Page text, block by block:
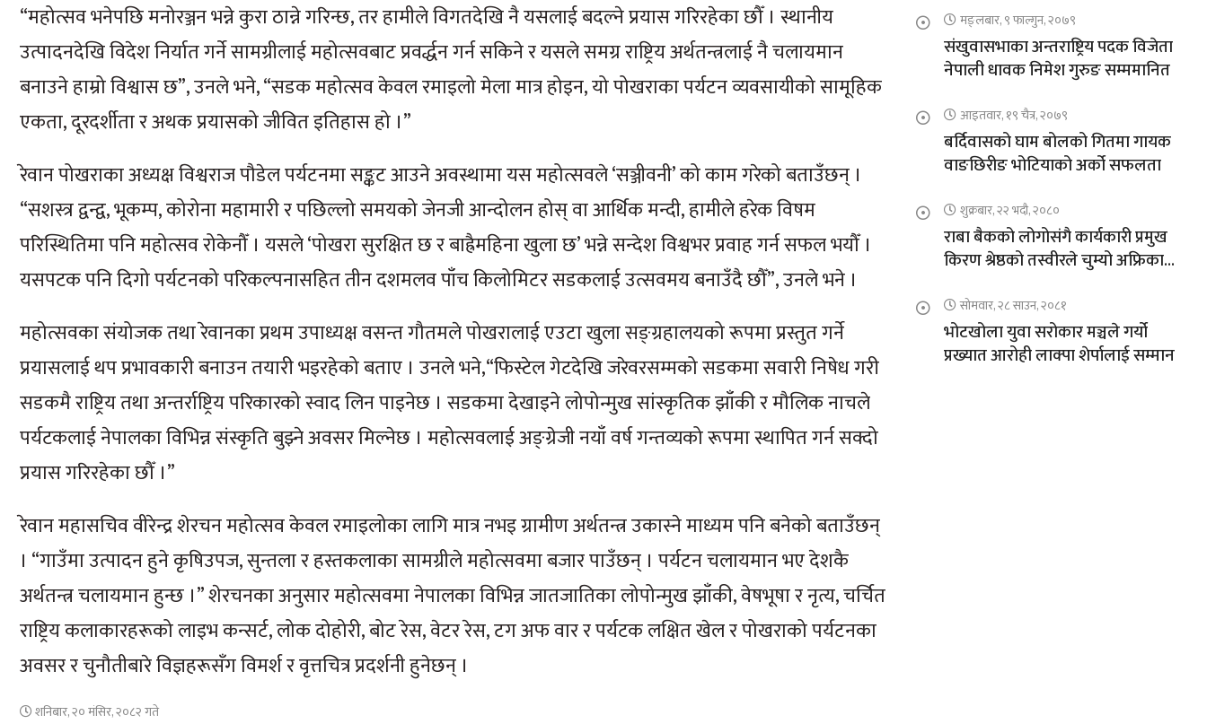
“महोत्सव भनेपछि मनोरञ्जन भन्ने कुरा ठान्ने गरिन्छ, तर हामीले विगतदेखि नै यसलाई बदल्ने प्रयास गरिरहेका छौँ । स्थानीय
उत्पादनदेखि विदेश निर्यात गर्ने सामग्रीलाई महोत्सवबाट प्रवर्द्धन गर्न सकिने र यसले समग्र राष्ट्रिय अर्थतन्त्रलाई नै चलायमान
बनाउने हाम्रो विश्वास छ”, उनले भने, “सडक महोत्सव केवल रमाइलो मेला मात्र होइन, यो पोखराका पर्यटन व्यवसायीको सामूहिक
एकता, दूरदर्शीता र अथक प्रयासको जीवित इतिहास हो ।”
रेवान पोखराका अध्यक्ष विश्वराज पौडेल पर्यटनमा सङ्कट आउने अवस्थामा यस महोत्सवले ‘सञ्जीवनी’ को काम गरेको बताउँछन् ।
“सशस्त्र द्वन्द्व, भूकम्प, कोरोना महामारी र पछिल्लो समयको जेनजी आन्दोलन होस् वा आर्थिक मन्दी, हामीले हरेक विषम
परिस्थितिमा पनि महोत्सव रोकेनौँ । यसले ‘पोखरा सुरक्षित छ र बाह्रैमहिना खुला छ’ भन्ने सन्देश विश्वभर प्रवाह गर्न सफल भयौँ ।
यसपटक पनि दिगो पर्यटनको परिकल्पनासहित तीन दशमलव पाँच किलोमिटर सडकलाई उत्सवमय बनाउँदै छौँ”, उनले भने ।
महोत्सवका संयोजक तथा रेवानका प्रथम उपाध्यक्ष वसन्त गौतमले पोखरालाई एउटा खुला सङ्ग्रहालयको रूपमा प्रस्तुत गर्ने
प्रयासलाई थप प्रभावकारी बनाउन तयारी भइरहेको बताए । उनले भने,“फिस्टेल गेटदेखि जरेवरसम्मको सडकमा सवारी निषेध गरी
सडकमै राष्ट्रिय तथा अन्तर्राष्ट्रिय परिकारको स्वाद लिन पाइनेछ । सडकमा देखाइने लोपोन्मुख सांस्कृतिक झाँकी र मौलिक नाचले
पर्यटकलाई नेपालका विभिन्न संस्कृति बुझ्ने अवसर मिल्नेछ । महोत्सवलाई अङ्ग्रेजी नयाँ वर्ष गन्तव्यको रूपमा स्थापित गर्न सक्दो
प्रयास गरिरहेका छौँ ।”
रेवान महासचिव वीरेन्द्र शेरचन महोत्सव केवल रमाइलोका लागि मात्र नभइ ग्रामीण अर्थतन्त्र उकास्ने माध्यम पनि बनेको बताउँछन्
। “गाउँमा उत्पादन हुने कृषिउपज, सुन्तला र हस्तकलाका सामग्रीले महोत्सवमा बजार पाउँछन् । पर्यटन चलायमान भए देशकै
अर्थतन्त्र चलायमान हुन्छ ।” शेरचनका अनुसार महोत्सवमा नेपालका विभिन्न जातजातिका लोपोन्मुख झाँकी, वेषभूषा र नृत्य, चर्चित
राष्ट्रिय कलाकारहरूको लाइभ कन्सर्ट, लोक दोहोरी, बोट रेस, वेटर रेस, टग अफ वार र पर्यटक लक्षित खेल र पोखराको पर्यटनका
अवसर र चुनौतीबारे विज्ञहरूसँग विमर्श र वृत्तचित्र प्रदर्शनी हुनेछन् ।
शनिबार, २० मंसिर, २०८२ गते
मङ्लबार, ९ फाल्गुन, २०७९
संखुवासभाका अन्तराष्ट्रिय पदक विजेता
नेपाली धावक निमेश गुरुङ सम्ममानित
आइतवार, १९ चैत्र, २०७९
बर्दिवासको घाम बोलको गितमा गायक
वाङछिरीङ भोटियाको अर्को सफलता
शुक्रबार, २२ भदौ, २०८०
राबा बैकको लोगोसंगै कार्यकारी प्रमुख
किरण श्रेष्ठको तस्वीरले चुम्यो अफ्रिकाको
सोमवार, २८ साउन, २०८१
भोटखोला युवा सरोकार मञ्चले गर्यो
प्रख्यात आरोही लाक्पा शेर्पालाई सम्मान